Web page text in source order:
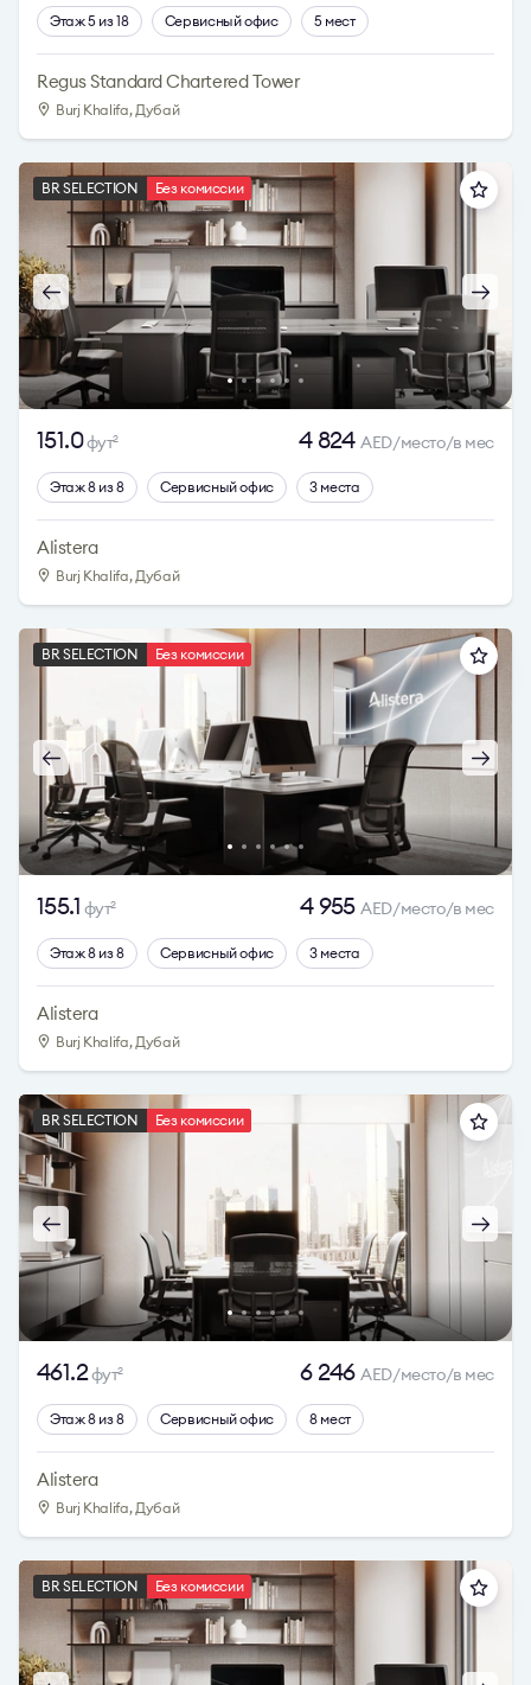
Этаж 5 из 18 Сервисный офис 5 мест
Regus Standard Chartered Tower
Burj Khalifa, Дубай
BR SELECTION Без комиссии
151.0фут2 4 824AED/место/в мес
Этаж 8 из 8 Сервисный офис 3 места
Alistera
Burj Khalifa, Дубай
BR SELECTION Без комиссии
155.1 фут2 4 955AED/место/в мес
Этаж 8 из 8 Сервисный офис 3 места
Alistera
Burj Khalifa, Дубай
BR SELECTION Без комиссии
461.2фут2 6 246AED/место/в мес
Этаж 8 из 8 Сервисный офис 8 мест
Alistera
Burj Khalifa, Дубай
BR SELECTION Без комиссии